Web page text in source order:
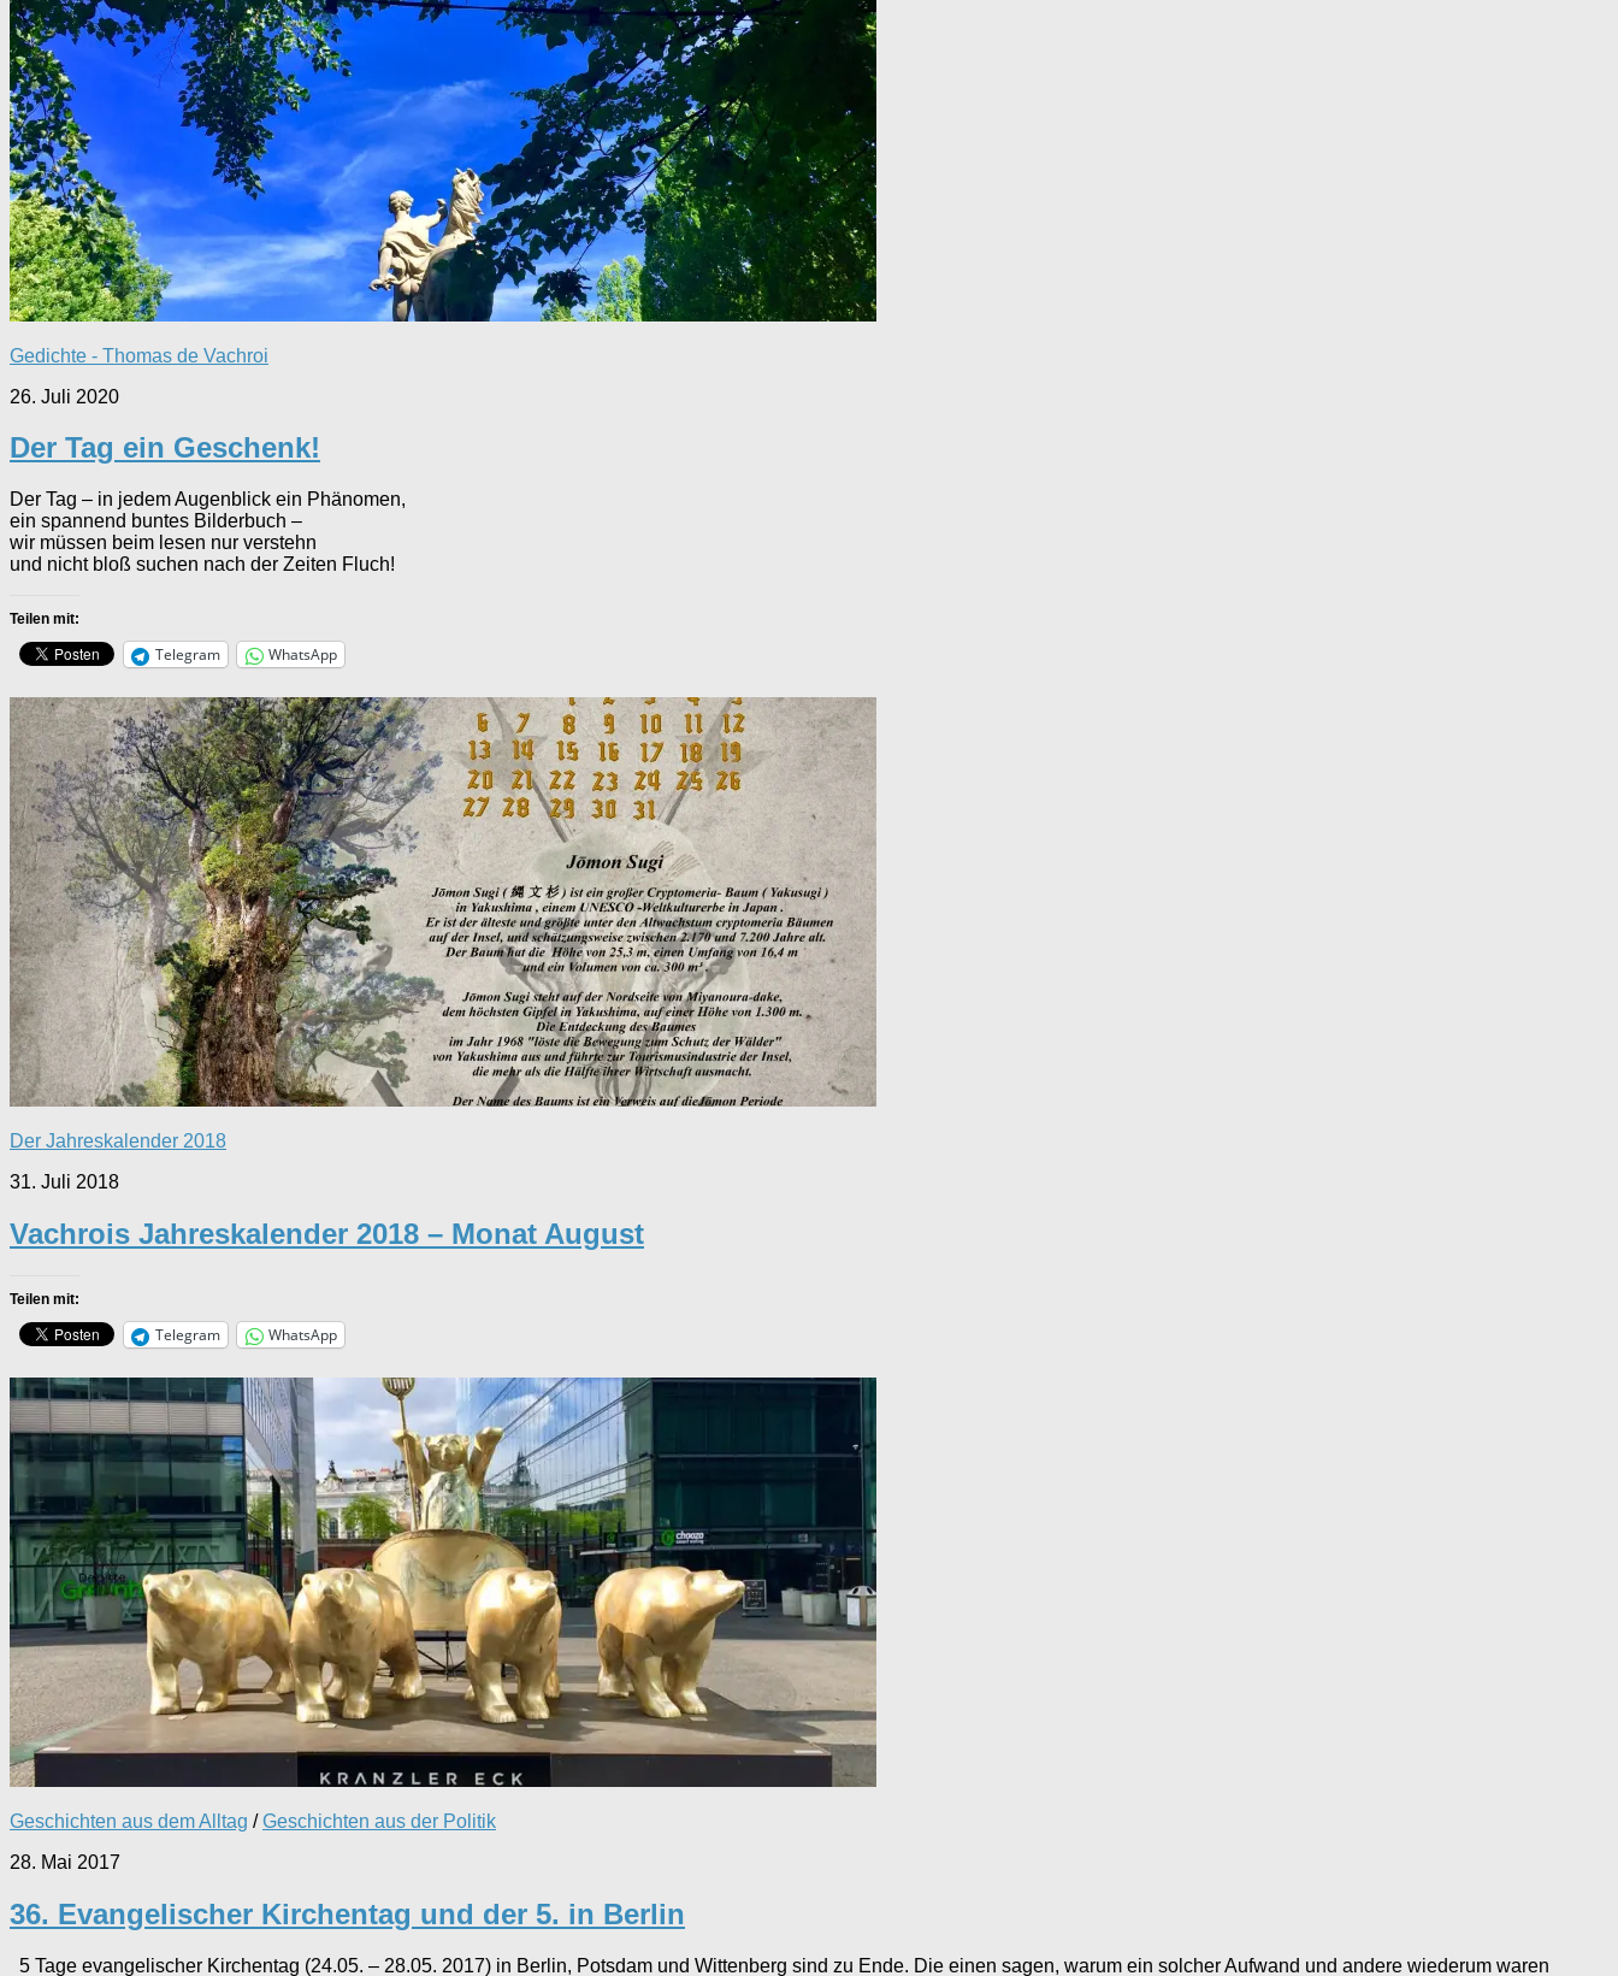
Gedichte - Thomas de Vachroi
26. Juli 2020
Der Tag ein Geschenk!
Der Tag – in jedem Augenblick ein Phänomen,
ein spannend buntes Bilderbuch –
wir müssen beim lesen nur verstehn
und nicht bloß suchen nach der Zeiten Fluch!
Teilen mit:
Telegram WhatsApp
Der Jahreskalender 2018
31. Juli 2018
Vachrois Jahreskalender 2018 – Monat August
Teilen mit:
Telegram WhatsApp
Geschichten aus dem Alltag /Geschichten aus der Politik
28. Mai 2017
36. Evangelischer Kirchentag und der 5. in Berlin
5 Tage evangelischer Kirchentag (24.05. – 28.05. 2017) in Berlin, Potsdam und Wittenberg sind zu Ende. Die einen sagen, warum ein solcher Aufwand und andere wiederum waren